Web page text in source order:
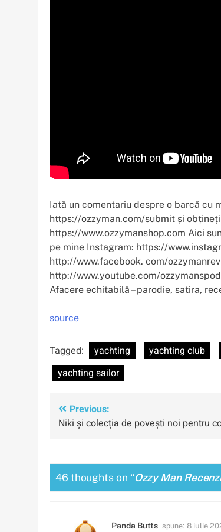
Iată un comentariu despre o barcă cu
https://ozzyman.com/submit și
https://www.ozzymanshop.com Aici
pe mine Instagram: https://
http://www.facebook. com/
http://www.youtube.com/
Afacere echitabilă – parodie, satira,
source
Tagged: yachting yachting club
yachting sailor
Navigare
în
Previous:
Niki și colecția de povești noi pentru
46 thoughts on “Ozzy Man
Panda Butts spune: 8 iulie